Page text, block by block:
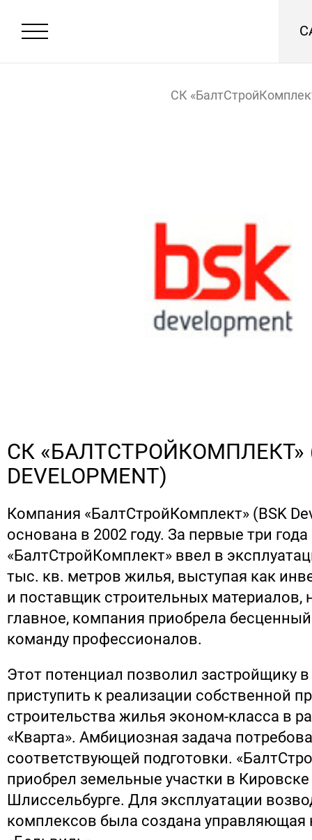
СК
СК «БАЛТСТРОЙКОМПЛЕКТ»
DEVELOPMENT)
Компания «БалтСтройКомплект» (BSK
основана в 2002 году. За первые три
«БалтСтройКомплект» ввел в
тыс. кв. метров жилья, выступая как
и поставщик строительных материалов,
главное, компания приобрела
команду профессионалов.
Этот потенциал позволил застройщику в
приступить к реализации собственной
строительства жилья эконом-класса в
«Кварта». Амбициозная задача
соответствующей подготовки.
приобрел земельные участки в Кировске
Шлиссельбурге. Для эксплуатации
комплексов была создана управляющая